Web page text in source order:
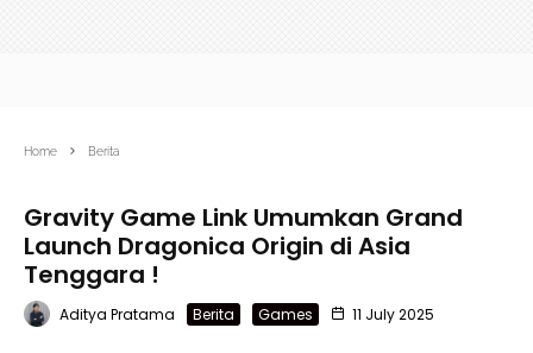
Home Berita
Gravity Game Link Umumkan Grand
Launch Dragonica Origin di Asia
Tenggara !
Aditya Pratama Berita Games 11 July 2025